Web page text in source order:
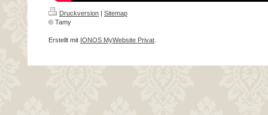
Druckversion | Sitemap
© Tamy
Erstellt mit IONOS MyWebsite Privat